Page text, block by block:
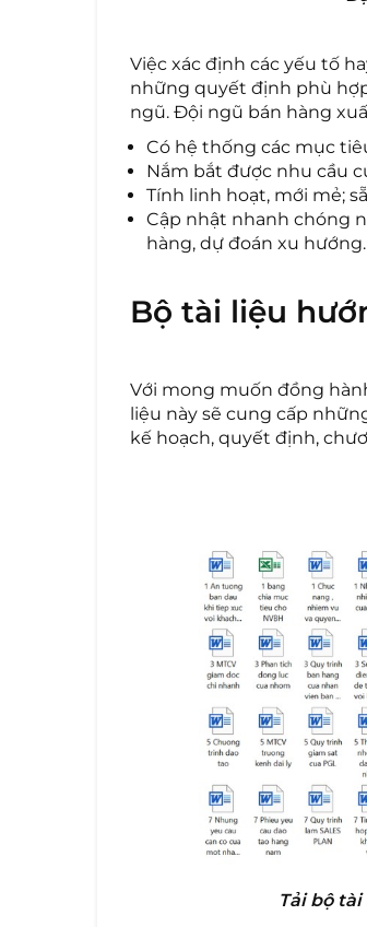
Việc xác định các yếu tố
những quyết định phù
ngũ. Đội ngũ bán hàng
Có hệ thống các mục
Nắm bắt được nhu cầu
Tính linh hoạt, mới mẻ;
Cập nhật nhanh chóng
hàng, dự đoán xu
Bộ tài liệu
Với mong muốn đồng
liệu này sẽ cung cấp
kế hoạch, quyết định,
Tải bộ